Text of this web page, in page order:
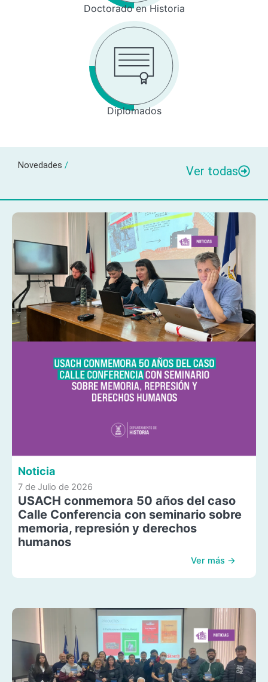
Doctorado en Historia
Diplomados
Novedades / Ver todas
Noticia
7 de Julio de 2026
USACH conmemora 50 años del caso
Calle Conferencia con seminario sobre
memoria, represión y derechos
humanos
Ver más →